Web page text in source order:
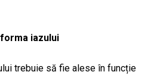
iazului
trebuie să fie alese în funcție